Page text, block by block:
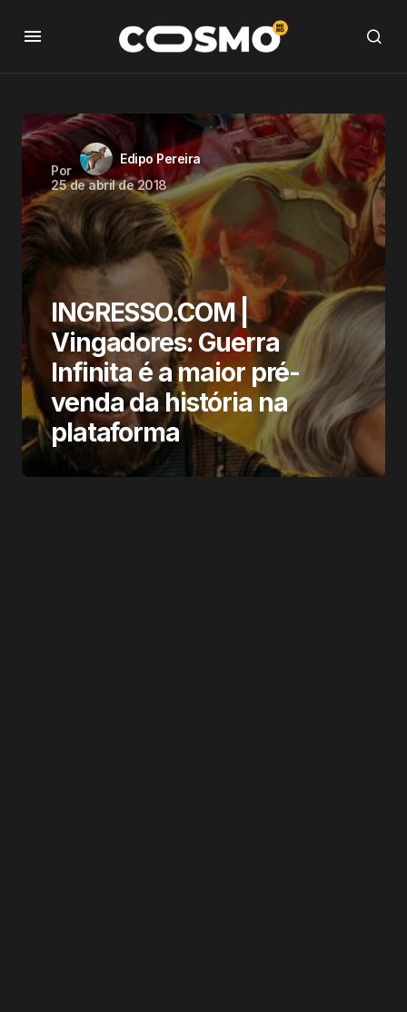
Por
Edipo Pereira
25 de abril de 2018
INGRESSO.COM |
Vingadores: Guerra
Infinita é a maior pré-
venda da história na
plataforma